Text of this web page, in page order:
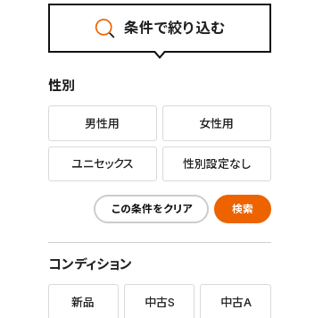
条件で絞り込む
性別
男性用 女性用
ユニセックス 性別設定なし
この条件をクリア 検索
コンディション
新品 中古S 中古A